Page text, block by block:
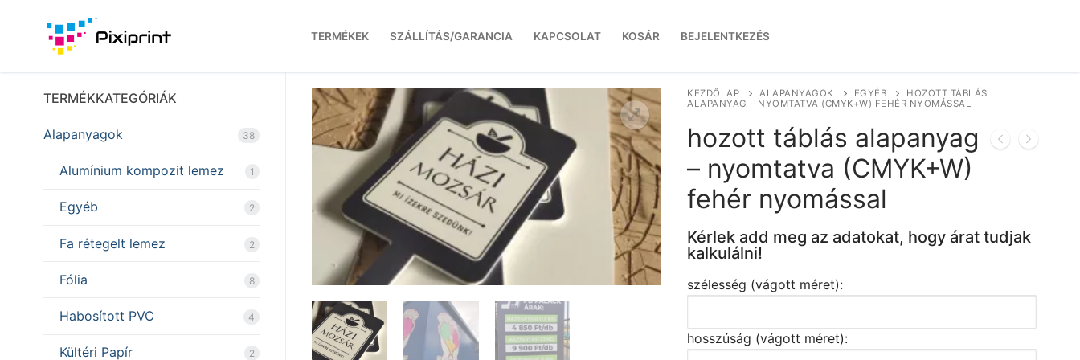
tartalomra
TERMÉKEK SZÁLLÍTÁS/GARANCIA KAPCSOLAT KOSÁR BEJELENTKEZÉS
KEZDŐLAP ALAPANYAGOK EGYÉB
HOZOTT TÁBLÁS
ALAPANYAG – NYOMTATVA (CMYK+W) FEHÉR NYOMÁSSAL
hozott táblás alapanyag
– nyomtatva (CMYK+W)
fehér nyomással
Kérlek add meg az adatokat, hogy árat tudjak
kalkulálni!
szélesség (vágott méret):
hosszúság (vágott méret):
TERMÉKKATEGÓRIÁK
Alapanyagok 38
Alumínium kompozit lemez 1
Egyéb 2
Fa rétegelt lemez 2
Fólia 8
Habosított PVC 4
Kültéri Papír 2